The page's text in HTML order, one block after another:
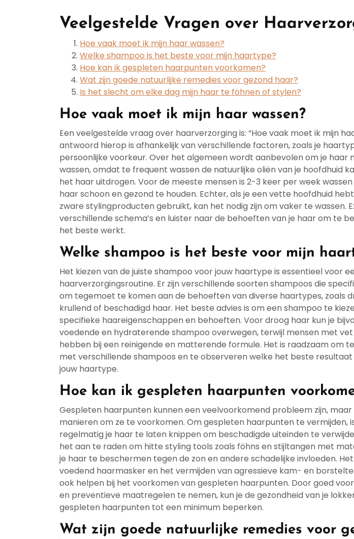
Veelgestelde Vragen over
Hoe vaak moet ik mijn haar wassen?
Welke shampoo is het beste voor mijn haartype?
Hoe kan ik gespleten haarpunten voorkomen?
Wat zijn goede natuurlijke remedies voor gezond haar?
Is het slecht om elke dag mijn haar te föhnen of stylen?
Hoe vaak moet ik mijn haar wassen?
Een veelgestelde vraag over haarverzorging is: “Hoe vaak moet ik mijn
antwoord hierop is afhankelijk van verschillende factoren, zoals je
persoonlijke voorkeur. Over het algemeen wordt aanbevolen om je haar
wassen, omdat te frequent wassen de natuurlijke oliën van je hoofdhuid
het haar uitdrogen. Voor de meeste mensen is 2-3 keer per week
haar schoon en gezond te houden. Echter, als je een vette hoofdhuid
zware stylingproducten gebruikt, kan het nodig zijn om vaker te wassen.
verschillende schema’s en luister naar de behoeften van je haar om te
het beste werkt.
Welke shampoo is het beste voor mijn
Het kiezen van de juiste shampoo voor jouw haartype is essentieel voor
haarverzorgingsroutine. Er zijn verschillende soorten shampoos die
om tegemoet te komen aan de behoeften van diverse haartypes, zoals
krullend of beschadigd haar. Het beste advies is om een shampoo te
specifieke haareigenschappen en behoeften. Voor droog haar kun je
voedende en hydraterende shampoo overwegen, terwijl mensen met
hebben bij een reinigende en matterende formule. Het is raadzaam om
met verschillende shampoos en te observeren welke het beste
jouw haartype.
Hoe kan ik gespleten haarpunten
Gespleten haarpunten kunnen een veelvoorkomend probleem zijn, maar
manieren om ze te voorkomen. Om gespleten haarpunten te vermijden,
regelmatig je haar te laten knippen om beschadigde uiteinden te
het aan te raden om hitte styling tools zoals föhns en stijltangen met
je haar te beschermen tegen de zon en andere schadelijke invloeden.
voedend haarmasker en het vermijden van agressieve kam- en
ook helpen bij het voorkomen van gespleten haarpunten. Door goed
en preventieve maatregelen te nemen, kun je de gezondheid van je
gespleten haarpunten tot een minimum beperken.
Wat zijn goede natuurlijke remedies voor